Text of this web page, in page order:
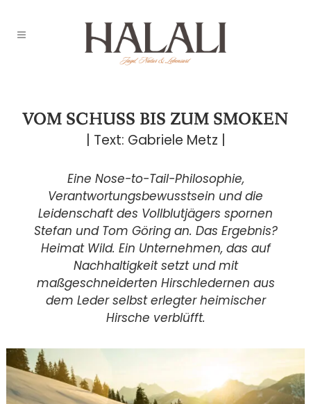
VOM SCHUSS BIS ZUM SMOKEN
| Text: Gabriele Metz |
Eine Nose-to-Tail-Philosophie,
Verantwortungsbewusstsein und die
Leidenschaft des Vollblutjägers spornen
Stefan und Tom Göring an. Das Ergebnis?
Heimat Wild. Ein Unternehmen, das auf
Nachhaltigkeit setzt und mit
maßgeschneiderten Hirschledernen aus
dem Leder selbst erlegter heimischer
Hirsche verblüfft.